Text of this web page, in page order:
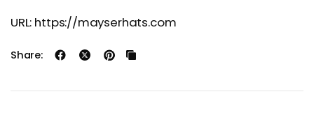
URL: https://mayserhats.com
Share: